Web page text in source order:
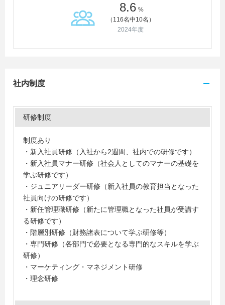
8.6 %
（116名中10名）
2024年度
社内制度
研修制度
制度あり
・新入社員研修（入社から2週間、社内での研修です）
・新入社員マナー研修（社会人としてのマナーの基礎を
学ぶ研修です）
・ジュニアリーダー研修（新入社員の教育担当となった
社員向けの研修です）
・新任管理職研修（新たに管理職となった社員が受講す
る研修です）
・階層別研修（財務諸表について学ぶ研修等）
・専門研修（各部門で必要となる専門的なスキルを学ぶ
研修）
・マーケティング・マネジメント研修
・理念研修